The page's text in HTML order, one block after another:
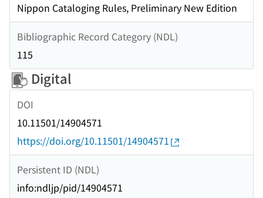
Nippon Cataloging Rules, Preliminary New Edition
Bibliographic Record Category (NDL)
115
Digital
DOI
10.11501/14904571
https://doi.org/10.11501/14904571
Persistent ID (NDL)
info:ndljp/pid/14904571